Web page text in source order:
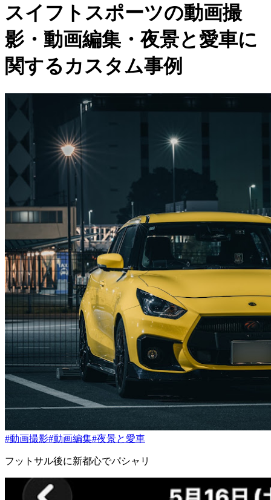
スイフトスポーツの動画撮
影・動画編集・夜景と愛車に
関するカスタム事例
#動画撮影#動画編集#夜景と愛車
フットサル後に新都心でパシャリ